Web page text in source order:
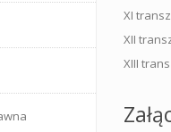
XI
XII
XIII